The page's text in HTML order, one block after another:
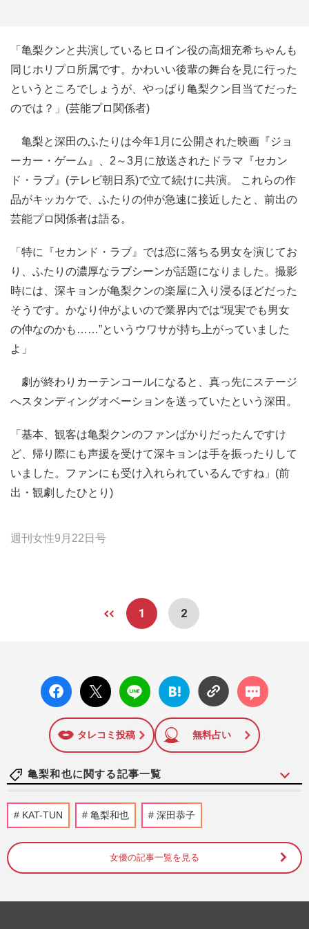
「亀梨クンと共演しているヒロイン役の高畑充希ちゃんも
同じホリプロ所属です。かわいい後輩の舞台を見に行った
というところでしょうが、やっぱり亀梨クン目当てだった
のでは？」(芸能プロ関係者)
亀梨と深田のふたりは今年1月に公開された映画『ジョ
ーカー・ゲーム』、2～3月に放送されたドラマ『セカン
ド・ラブ』(テレビ朝日系)で立て続けに共演。 これらの作
品がキッカケで、ふたりの仲が急速に接近したと、前出の
芸能プロ関係者は語る。
「特に『セカンド・ラブ』では恋に落ちる男女を演じてお
り、ふたりの濃厚なラブシーンが話題になりました。撮影
時には、深キョンが亀梨クンの楽屋に入り浸るほどだった
そうです。かなり仲がよいので業界内では“現実でも男女
の仲なのかも……”というウワサが持ち上がっていました
よ」
劇が終わりカーテンコールになると、真っ先にステージ
へスタンディングオベーションを送っていたという深田。
「基本、観客は亀梨クンのファンばかりだったんですけ
ど、帰り際にも声援を受けて深キョンは手を振ったりして
いました。ファンにも受け入れられているんですね」(前
出・観劇したひとり)
週刊女性9月22日号
1 2
facebo
ok い
X ポス
ト
LINE
はてな
ブック
に追加
コメン
ト
タレコミ投稿 無料占い
亀梨和也に関する記事一覧
元TBSアナウンサー・田中みな実、妊娠発
表後初の公の場に「背中パックリ大胆ドレ
週刊女性PRIME 2026/8/6
写真が流出で流れ弾を食らった“優等生ジ
KAT-TUN 亀梨和也 深田恭子
女優の記事一覧を見る